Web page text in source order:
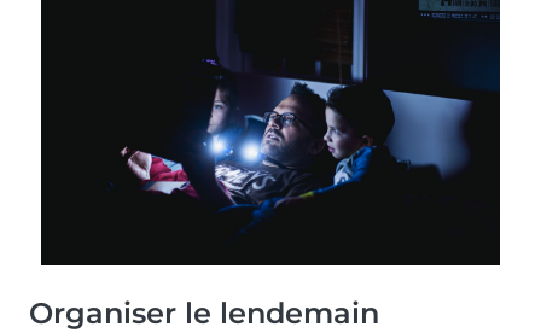
Organiser le lendemain